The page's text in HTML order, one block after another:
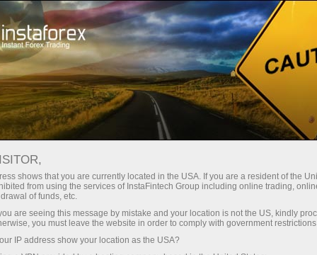
For Traders Analytical Reviews Technical analysis
09.12.2024: Forex Analysis &
Reviews: Video analysis for
December 09, 2024
shows that you are currently located in the USA. If you are a resident of the
from using the services of InstaFintech Group including online trading,
of funds, etc.
are seeing this message by mistake and your location is not the US, kindly
you must leave the website in order to comply with government
IP address show your location as the USA?